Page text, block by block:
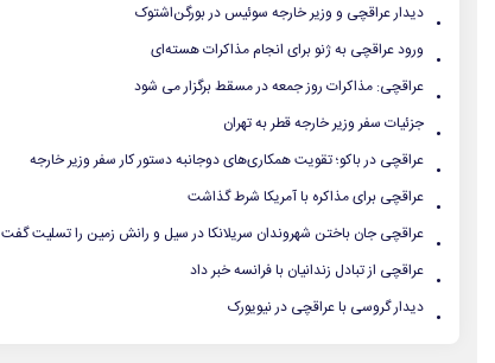
. دیدار عراقچی و وزیر خارجه سوئیس در بورگن‌اشتوک
. ورود عراقچی به ژنو برای انجام مذاکرات هسته‌ای
. عراقچی: مذاکرات روز جمعه در مسقط برگزار می شود
. جزئیات سفر وزیر خارجه قطر به تهران
. عراقچی در باکو؛ تقویت همکاری‌های دوجانبه دستور کار سفر وزیر خارجه
. عراقچی برای مذاکره با آمریکا شرط گذاشت
. عراقچی جان‌ باختن شهروندان سریلانکا در سیل و رانش زمین را تسلیت گفت
. عراقچی از تبادل زندانیان با فرانسه خبر داد
. دیدار گروسی با عراقچی در نیویورک